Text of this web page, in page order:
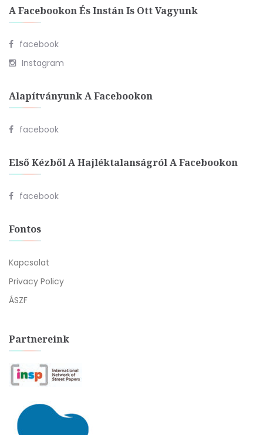
A Facebookon És Instán Is Ott Vagyunk
facebook
Instagram
Alapítványunk A Facebookon
facebook
Első Kézből A Hajléktalanságról A Facebookon
facebook
Fontos
Kapcsolat
Privacy Policy
ÁSZF
Partnereink